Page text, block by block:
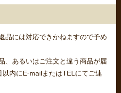
品には対応できかねますので予め
、あるいはご注文と違う商品が届
内にE-mailまたはTELにてご連